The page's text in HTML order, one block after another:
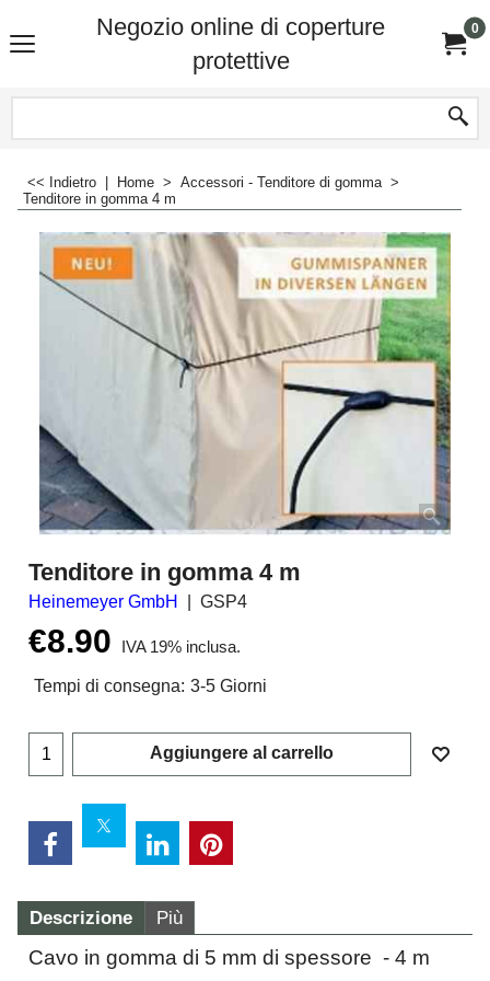
Negozio online di coperture
protettive
0
<< Indietro Home > Accessori - Tenditore di gomma>
Tenditore in gomma 4 m
Tenditore in gomma 4 m
Heinemeyer GmbH GSP4
€8.90 IVA 19% inclusa.
Tempi di consegna: 3-5 Giorni
Aggiungere al carrello
Descrizione Più
Cavo in gomma di 5 mm di spessore - 4 m